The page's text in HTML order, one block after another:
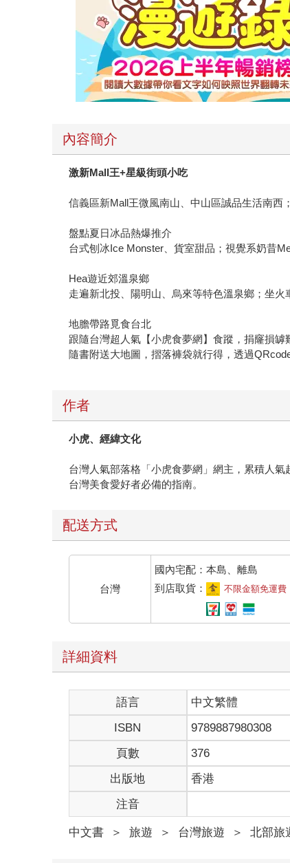
內容簡介
激新Mall王+星級街頭小吃
信義區新Mall王微風南山、中山區誠品生活南西
盤點夏日冰品熱爆推介
台式刨冰Ice Monster、貨室甜品；視覺系奶昔
Hea遊近郊溫泉鄉
走遍新北投、陽明山、烏來等特色溫泉鄉；坐
地膽帶路覓食台北
跟隨台灣超人氣【小虎食夢網】食蹤，捐窿損罅
隨書附送大地圖，摺落褲袋就行得，透過
作者
小虎、經緯文化
台灣人氣部落格「小虎食夢網」網主，累積人
台灣美食愛好者必備的指南。
配送方式
台灣
國內宅配：本島、離島
到店取貨：
不限金額免運費
詳細資料
語言 中文繁體
ISBN
9789887980308
頁數
376
出版地
香港
注音
中文書 ＞ 旅遊 ＞ 台灣旅遊 ＞ 北部旅